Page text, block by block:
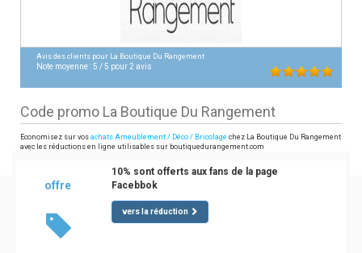
Avis des clients pour La Boutique Du Rangement
Note moyenne :5 /5 pour2 avis
Code promo La Boutique Du Rangement
Economisez sur vos achats Ameublement / Déco / Bricolage chez La Boutique Du Rangement
avec les réductions en ligne utilisables sur boutiquedurangement.com
offre
10% sont offerts aux fans de la page
Facebbok
vers la réduction